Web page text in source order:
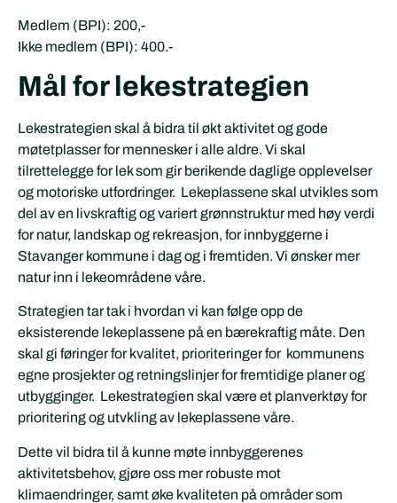
Medlem (BPI): 200,-
Ikke medlem (BPI): 400.-
Mål for lekestrategien
Lekestrategien skal å bidra til økt aktivitet og gode
møtetplasser for mennesker i alle aldre. Vi skal
tilrettelegge for lek som gir berikende daglige opplevelser
og motoriske utfordringer. Lekeplassene skal utvikles som
del av en livskraftig og variert grønnstruktur med høy verdi
for natur, landskap og rekreasjon, for innbyggerne i
Stavanger kommune i dag og i fremtiden. Vi ønsker mer
natur inn i lekeområdene våre.
Strategien tar tak i hvordan vi kan følge opp de
eksisterende lekeplassene på en bærekraftig måte. Den
skal gi føringer for kvalitet, prioriteringer for kommunens
egne prosjekter og retningslinjer for fremtidige planer og
utbygginger. Lekestrategien skal være et planverktøy for
prioritering og utvkling av lekeplassene våre.
Dette vil bidra til å kunne møte innbyggerenes
aktivitetsbehov, gjøre oss mer robuste mot
klimaendringer, samt øke kvaliteten på områder som